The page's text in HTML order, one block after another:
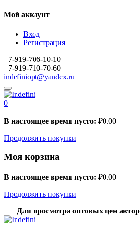
Мой аккаунт
Вход
Регистрация
+7-919-706-10-10
+7-919-710-70-60
indefiniopt@yandex.ru
0
В настоящее время пусто: ₽0.00
Продолжить покупки
Моя корзина
В настоящее время пусто: ₽0.00
Продолжить покупки
Для просмотра оптовых цен